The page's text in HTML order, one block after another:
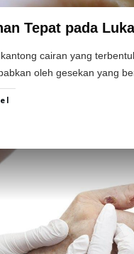
Tepat pada
cairan yang
oleh gesekan yang